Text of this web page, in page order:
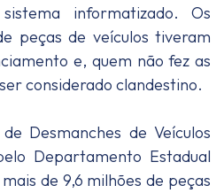
informatizado. Os
peças de veículos tiveram
e, quem não fez as
considerado clandestino.
Desmanches de Veículos
Departamento Estadual
de 9,6 milhões de peças